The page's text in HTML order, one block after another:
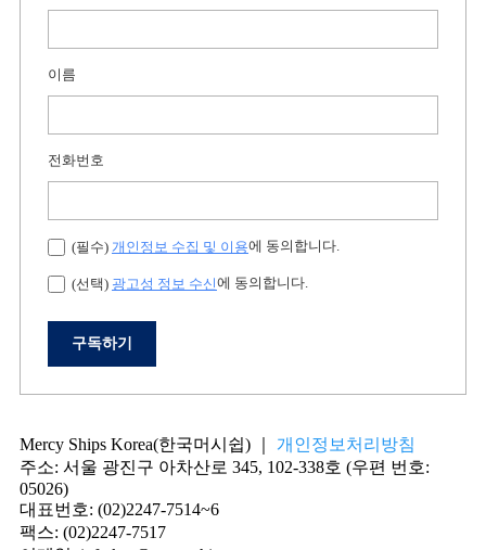
Mercy Ships Korea(한국머시쉽) ｜ 개인정보처리방침
주소: 서울 광진구 아차산로 345, 102-338호 (우편 번호:
05026)
대표번호: (02)2247-7514~6
팩스: (02)2247-7517
이름
전화번호
(필수) 개인정보 수집 및 이용에 동의합니다.
(선택) 광고성 정보 수신에 동의합니다.
구독하기